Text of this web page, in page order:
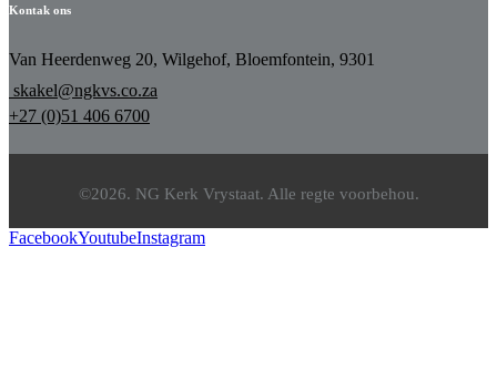
Kontak ons
Van Heerdenweg 20, Wilgehof, Bloemfontein, 9301
skakel@ngkvs.co.za
+27 (0)51 406 6700
©2026. NG Kerk Vrystaat. Alle regte voorbehou.
FacebookYoutubeInstagram